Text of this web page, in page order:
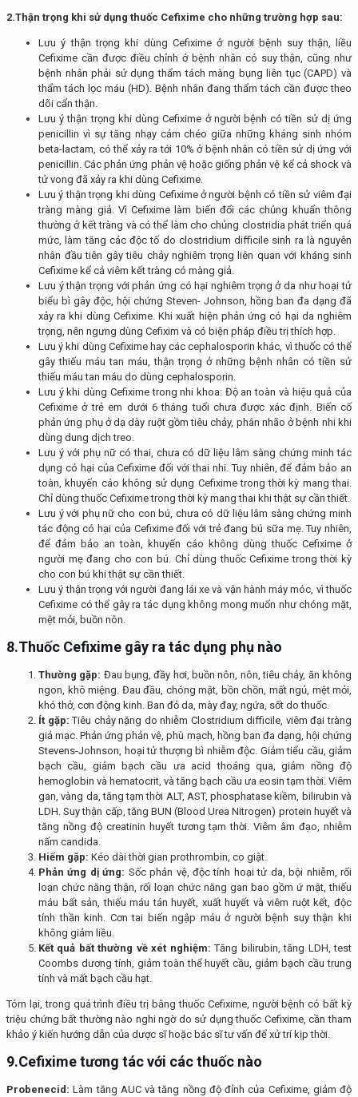
2.Thận trọng khi sử dụng thuốc Cefixime cho những trường hợp sau:
Lưu ý thận trọng khi dùng Cefixime ở người bệnh suy thận, liều
Cefixime cần được điều chỉnh ở bệnh nhân có suy thận, cũng như
bệnh nhân phải sử dụng thẩm tách màng bụng liên tục (CAPD) và
thẩm tách lọc máu (HD). Bệnh nhân đang thẩm tách cần được theo
dõi cẩn thận.
Lưu ý thận trọng khi dùng Cefixime ở người bệnh có tiền sử dị ứng
penicillin vì sự tăng nhạy cảm chéo giữa những kháng sinh nhóm
beta-lactam, có thể xảy ra tới 10% ở bệnh nhân có tiền sử dị ứng với
penicillin. Các phản ứng phản vệ hoặc giống phản vệ kể cả shock và
tử vong đã xảy ra khi dùng Cefixime.
Lưu ý thận trọng khi dùng Cefixime ở người bệnh có tiền sử viêm đại
tràng màng giả. Vì Cefixime làm biến đổi các chủng khuẩn thông
thường ở kết tràng và có thể làm cho chủng clostridia phát triển quá
mức, làm tăng các độc tố do clostridium difficile sinh ra là nguyên
nhân đầu tiên gây tiêu chảy nghiêm trọng liên quan với kháng sinh
Cefixime kể cả viêm kết tràng có màng giả.
Lưu ý thận trọng với phản ứng có hại nghiêm trọng ở da như hoại tử
biểu bì gây độc, hội chứng Steven- Johnson, hồng ban đa dạng đã
xảy ra khi dùng Cefixime. Khi xuất hiện phản ứng có hại da nghiêm
trọng, nên ngưng dùng Cefixim và có biện pháp điều trị thích hợp.
Lưu ý khi dùng Cefixime hay các cephalosporin khác, vì thuốc có thể
gây thiếu máu tan máu, thận trọng ở những bệnh nhân có tiền sử
thiếu máu tan máu do dùng cephalosporin.
Lưu ý khi dùng Cefixime trong nhi khoa: Độ an toàn và hiệu quả của
Cefixime ở trẻ em dưới 6 tháng tuổi chưa được xác định. Biến cố
phản ứng phụ ở dạ dày ruột gồm tiêu chảy, phân nhão ở bệnh nhi khi
dùng dung dịch treo.
Lưu ý với phụ nữ có thai, chưa có dữ liệu lâm sàng chứng minh tác
dụng có hại của Cefixime đối với thai nhi. Tuy nhiên, để đảm bảo an
toàn, khuyến cáo không sử dụng Cefixime trong thời kỳ mang thai.
Chỉ dùng thuốc Cefixime trong thời kỳ mang thai khi thật sự cần thiết.
Lưu ý với phụ nữ cho con bú, chưa có dữ liệu lâm sàng chứng minh
tác động có hại của Cefixime đối với trẻ đang bú sữa mẹ. Tuy nhiên,
để đảm bảo an toàn, khuyến cáo không dùng thuốc Cefixime ở
người mẹ đang cho con bú. Chỉ dùng thuốc Cefixime trong thời kỳ
cho con bú khi thật sự cần thiết.
Lưu ý thận trọng với người đang lái xe và vận hành máy móc, vì thuốc
Cefixime có thể gây ra tác dụng không mong muốn như chóng mặt,
mệt mỏi, buồn nôn.
8.Thuốc Cefixime gây ra tác dụng phụ nào
Thường gặp: Đau bụng, đầy hơi, buồn nôn, nôn, tiêu chảy, ăn không
ngon, khô miệng. Đau đầu, chóng mặt, bồn chồn, mất ngủ, mệt mỏi,
khó thở, cơn động kinh. Ban đỏ da, mày đay, ngứa, sốt do thuốc.
Ít gặp: Tiêu chảy nặng do nhiễm Clostridium difficile, viêm đại tràng
giả mạc. Phản ứng phản vệ, phù mạch, hồng ban đa dạng, hội chứng
Stevens-Johnson, hoại tử thượng bì nhiễm độc. Giảm tiểu cầu, giảm
bạch cầu, giảm bạch cầu ưa acid thoáng qua, giảm nồng độ
hemoglobin và hematocrit, và tăng bạch cầu ưa eosin tạm thời. Viêm
gan, vàng da, tăng tạm thời ALT, AST, phosphatase kiềm, bilirubin và
LDH. Suy thận cấp, tăng BUN (Blood Urea Nitrogen) protein huyết và
tăng nồng độ creatinin huyết tương tạm thời. Viêm âm đạo, nhiễm
nấm candida.
Hiếm gặp: Kéo dài thời gian prothrombin, co giật.
Phản ứng dị ứng: Sốc phản vệ, độc tính hoại tử da, bội nhiễm, rối
loạn chức năng thận, rối loạn chức năng gan bao gồm ứ mật, thiếu
máu bất sản, thiếu máu tán huyết, xuất huyết và viêm ruột kết, độc
tính thần kinh. Cơn tai biến ngập máu ở người bệnh suy thận khi
không giảm liều.
Kết quả bất thường về xét nghiệm: Tăng bilirubin, tăng LDH, test
Coombs dương tính, giảm toàn thể huyết cầu, giảm bạch cầu trung
tính và mất bạch cầu hạt.
Tóm lại, trong quá trình điều trị bằng thuốc Cefixime, người bệnh có bất kỳ
triệu chứng bất thường nào nghi ngờ do sử dụng thuốc Cefixime, cần tham
khảo ý kiến hướng dẫn của dược sĩ hoặc bác sĩ tư vấn để xử trí kịp thời.
9.Cefiximetương tác với các thuốc nào
Probenecid: Làm tăng AUC và tăng nồng độ đỉnh của Cefixime, giảm độ